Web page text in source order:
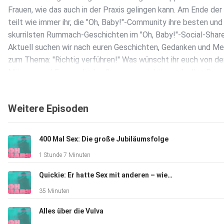
Frauen, wie das auch in der Praxis gelingen kann. Am Ende
teilt wie immer ihr, die "Oh, Baby!"-Community ihre besten und
skurrilsten Rummach-Geschichten im "Oh, Baby!"-Social-
Aktuell suchen wir nach euren Geschichten, Gedanken und
zum Thema: "Richtig verführen!" Was wünscht ihr euch von
Baby!"-Handy: 0176-344 01 664 und GANZ WICHTIG:
Weitere Episoden
400 Mal Sex: Die große Jubiläumsfolge
1 Stunde 7 Minuten
Quickie: Er hatte Sex mit anderen – wie gehe ich damit um
35 Minuten
Alles über die Vulva